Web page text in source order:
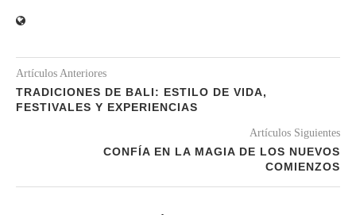
Artículos Anteriores
TRADICIONES DE BALI: ESTILO DE VIDA,
FESTIVALES Y EXPERIENCIAS
Artículos Siguientes
CONFÍA EN LA MAGIA DE LOS NUEVOS
COMIENZOS